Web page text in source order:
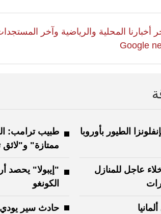
أخبارنا المحلية والرياضية وآخر
الطيور بأوروبا
طبيب ترامب:
ممتازة" و"لائق
عاجل للمنازل
الكونغو
حادث سير يودي